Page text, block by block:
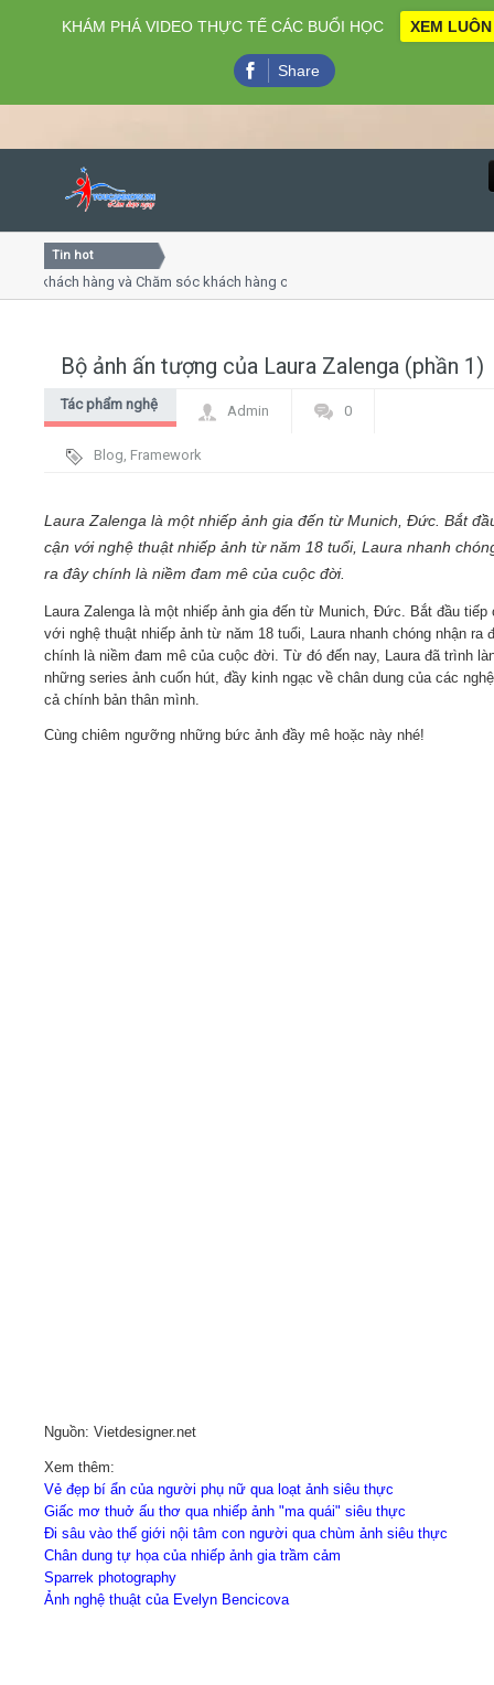
Close
Home
Giới thiệu
Video
Liên hệ - Đăng ký
Tin hot
hàng và Chăm sóc khách hàng chuyên nghiệp
Bộ ảnh ấn tượng của Laura Zalenga (phần 1)
Tác phẩm nghệ
Admin 0
Blog, Framework
Laura Zalenga là một nhiếp ảnh gia đến từ Munich, Đức. Bắt
cận với nghệ thuật nhiếp ảnh từ năm 18 tuổi, Laura nhanh
ra đây chính là niềm đam mê của cuộc đời.
Laura Zalenga là một nhiếp ảnh gia đến từ Munich, Đức. Bắt đầu tiếp
với nghệ thuật nhiếp ảnh từ năm 18 tuổi, Laura nhanh chóng nhận ra
chính là niềm đam mê của cuộc đời. Từ đó đến nay, Laura đã trình
những series ảnh cuốn hút, đầy kinh ngạc về chân dung của các
cả chính bản thân mình.
Cùng chiêm ngưỡng những bức ảnh đầy mê hoặc này nhé!
Nguồn: Vietdesigner.net
Xem thêm:
Vẻ đẹp bí ẩn của người phụ nữ qua loạt ảnh siêu thực
Giấc mơ thuở ấu thơ qua nhiếp ảnh "ma quái" siêu thực
Đi sâu vào thế giới nội tâm con người qua chùm ảnh siêu thực
Chân dung tự họa của nhiếp ảnh gia trầm cảm
Sparrek photography
Ảnh nghệ thuật của Evelyn Bencicova
KHÁM PHÁ VIDEO THỰC TẾ CÁC BUỔI HỌC XEM LUÔN
Share